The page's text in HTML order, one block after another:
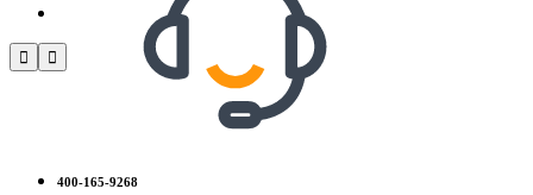
 
400-165-9268